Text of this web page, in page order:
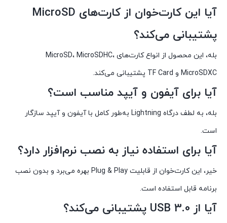
آیا این کارت‌خوان از کارت‌های MicroSD
پشتیبانی می‌کند؟
بله، این محصول از انواع کارت‌های MicroSD، MicroSDHC،
MicroSDXC و TF Card پشتیبانی می‌کند.
آیا برای آیفون و آیپد مناسب است؟
بله، به لطف درگاه Lightning به‌طور کامل با آیفون و آیپد سازگار
است.
آیا برای استفاده نیاز به نصب نرم‌افزار دارد؟
خیر، این کارت‌خوان از قابلیت Plug & Play بهره می‌برد و بدون نصب
برنامه قابل استفاده است.
آیا از USB 3.0 پشتیبانی می‌کند؟